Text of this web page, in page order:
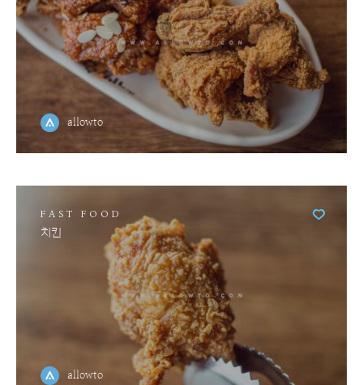
allowto
FAST FOOD
치킨
allowto